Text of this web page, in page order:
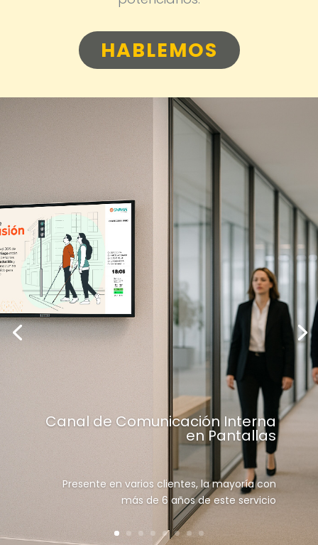
HABLEMOS
Canal de Comunicación Interna
en Pantallas
Presente en varios clientes, la mayoría con
más de 6 años de este servicio